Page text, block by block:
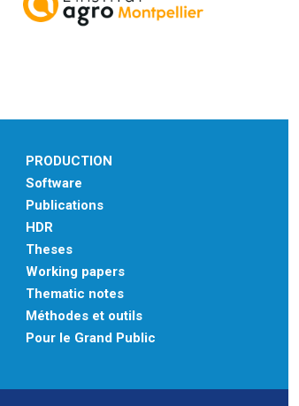
PRODUCTION
Software
Publications
HDR
Theses
Working papers
Thematic notes
Méthodes et outils
Pour le Grand Public